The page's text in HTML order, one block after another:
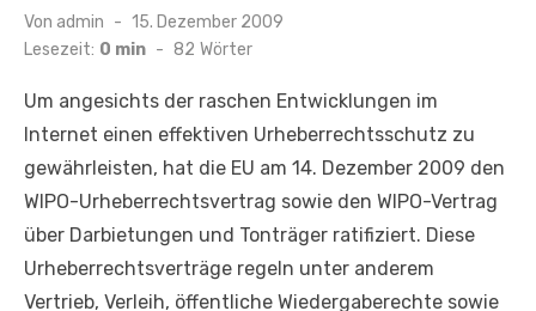
Von admin
Veröffentlicht
am
15. Dezember 2009
Lesezeit: 0 min - 82 Wörter
Um angesichts der raschen Entwicklungen im
Internet einen effektiven Urheberrechtsschutz zu
gewährleisten, hat die EU am 14. Dezember 2009 den
WIPO-Urheberrechtsvertrag sowie den WIPO-Vertrag
über Darbietungen und Tonträger ratifiziert. Diese
Urheberrechtsverträge regeln unter anderem
Vertrieb, Verleih, öffentliche Wiedergaberechte sowie